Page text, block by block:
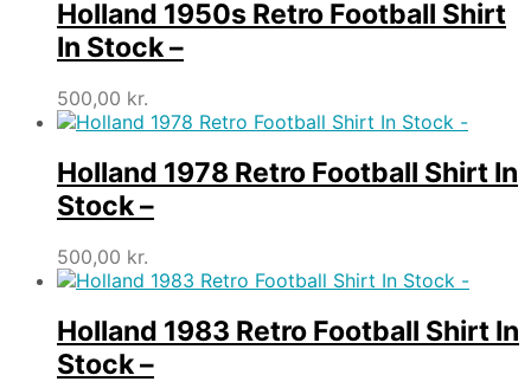
Holland 1950s Retro Football Shirt
In Stock –
500,00 kr.
Holland 1978 Retro Football Shirt In
Stock –
500,00 kr.
Holland 1983 Retro Football Shirt In
Stock –